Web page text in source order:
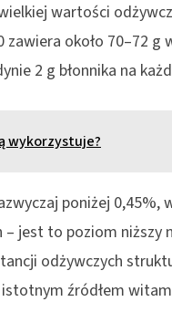
wartości
około 70–72 g
2 g błonnika na
wykorzystuje?
poniżej 0,45%,
– jest to poziom niższy
odżywczych
źródłem